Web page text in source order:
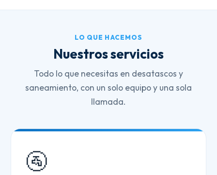
LO QUE HACEMOS
Nuestros servicios
Todo lo que necesitas en desatascos y
saneamiento, con un solo equipo y una sola
llamada.
🚰